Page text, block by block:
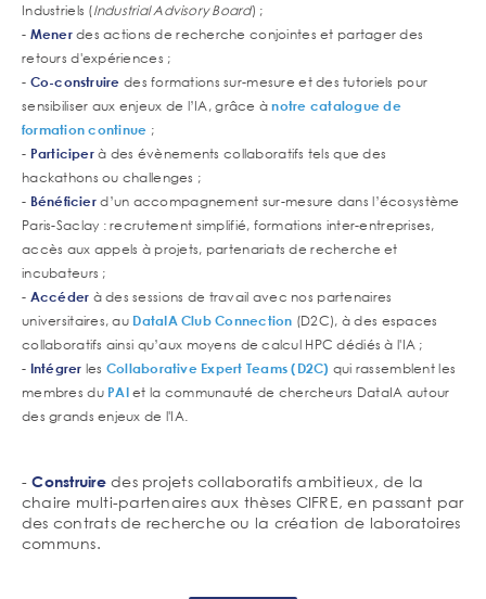
Industriels (Industrial Advisory Board) ;
- Menerdes actions de recherche conjointes et partager des
retours d'expériences ;
- Co-construire des formations sur-mesure et des tutoriels pour
sensibiliser aux enjeux de l’IA, grâce ànotre catalogue de
formation continue ;
- Participerà des évènements collaboratifs tels que des
hackathons ou challenges ;
- Bénéficierd’un accompagnement sur-mesure dans l’écosystème
Paris-Saclay : recrutement simplifié, formations inter-entreprises,
accès aux appels à projets, partenariats de recherche et
incubateurs ;
- Accéder à des sessions de travail avec nos partenaires
universitaires, au DataIA Club Connection (D2C), à des espaces
collaboratifs ainsi qu’aux moyens de calcul HPC dédiés à l'IA ;
- Intégrer les Collaborative Expert Teams (D2C) qui rassemblent les
membres du PAIet la communauté de chercheurs DataIA autour
des grands enjeux de l'IA.
-Construiredes projets collaboratifs ambitieux, de la
chaire multi-partenaires aux thèses CIFRE, en passant par
des contrats de recherche ou la création de laboratoires
communs.